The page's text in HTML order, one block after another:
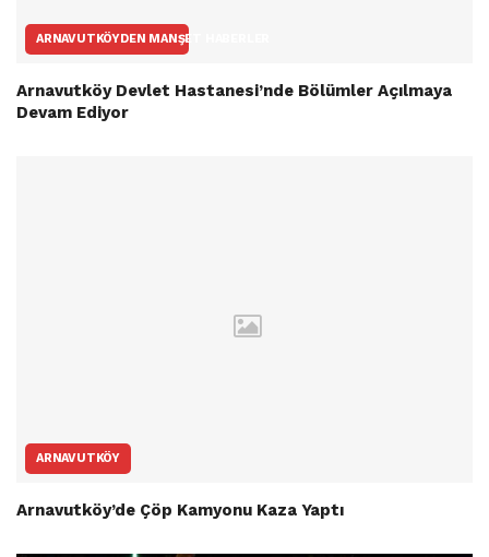
ARNAVUTKÖYDEN MANŞET HABERLER
Arnavutköy Devlet Hastanesi’nde Bölümler Açılmaya
Devam Ediyor
ARNAVUTKÖY
Arnavutköy’de Çöp Kamyonu Kaza Yaptı